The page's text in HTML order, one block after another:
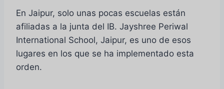
En Jaipur, solo unas pocas escuelas están
afiliadas a la junta del IB. Jayshree Periwal
International School, Jaipur, es uno de esos
lugares en los que se ha implementado esta
orden.